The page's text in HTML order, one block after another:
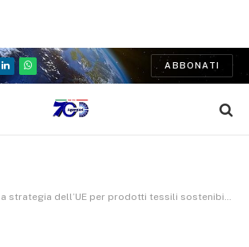
LinkedInWhatsApp
ABBONATI
dell’UE per prodotti tessili sostenibili e circolari – PE738.645v02-00